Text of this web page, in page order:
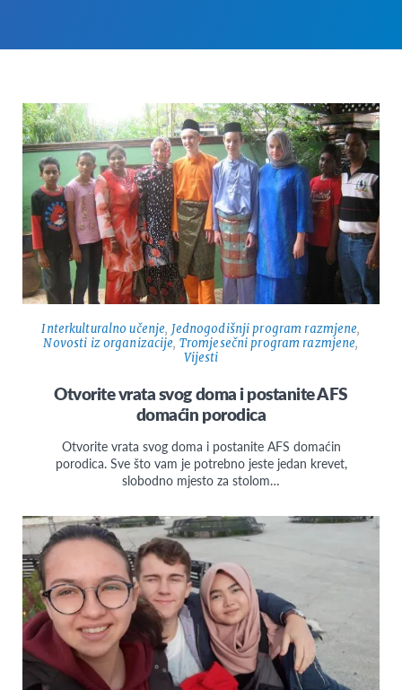
Interkulturalno učenje, Jednogodišnji program razmjene,
Novosti iz organizacije, Tromjesečni program razmjene,
Vijesti
Otvorite vrata svog doma i postanite AFS
domaćin porodica
Otvorite vrata svog doma i postanite AFS domaćin
porodica. Sve što vam je potrebno jeste jedan krevet,
slobodno mjesto za stolom…